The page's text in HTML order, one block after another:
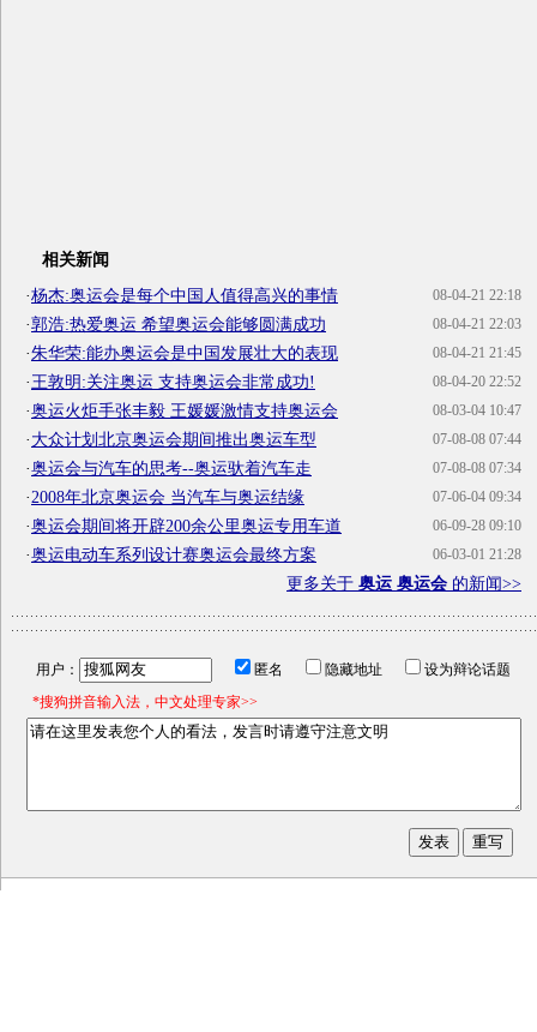
相关新闻
08-04-21 22:18
·杨杰:奥运会是每个中国人值得高兴的事情
08-04-21 22:03
·郭浩:热爱奥运 希望奥运会能够圆满成功
08-04-21 21:45
·朱华荣:能办奥运会是中国发展壮大的表现
08-04-20 22:52
·王敦明:关注奥运 支持奥运会非常成功!
08-03-04 10:47
·奥运火炬手张丰毅 王媛媛激情支持奥运会
07-08-08 07:44
·大众计划北京奥运会期间推出奥运车型
07-08-08 07:34
·奥运会与汽车的思考--奥运驮着汽车走
07-06-04 09:34
·2008年北京奥运会 当汽车与奥运结缘
06-09-28 09:10
·奥运会期间将开辟200余公里奥运专用车道
06-03-01 21:28
·奥运电动车系列设计赛奥运会最终方案
更多关于 奥运 奥运会 的新闻>>
用户： 匿名 隐藏地址
设为辩论话题
*搜狗拼音输入法，中文处理专家>>